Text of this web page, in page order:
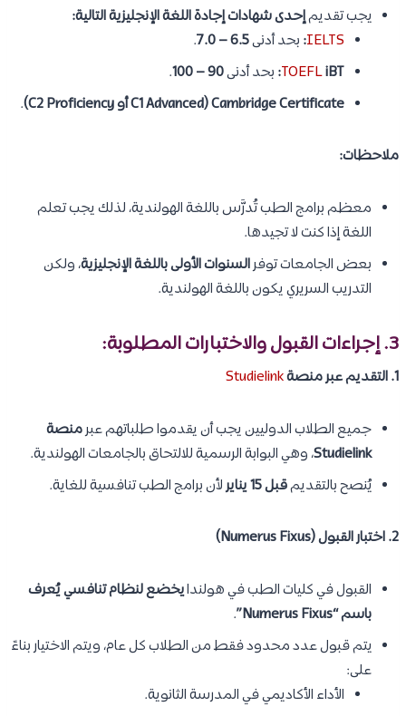
يجب تقديمإحدى شهادات إجادة اللغة الإنجليزية التالية:
IELTS
: بحد أدنى6.5 – 7.0
.
TOEFLiBT: بحد أدنى90 – 100
.
Cambridge Certificate (C1 Advanced أو C2 Proficiency)
.
ملاحظات:
معظم برامج الطب تُدرَّس باللغة الهولندية، لذلك يجب تعلم
اللغة إذا كنت لا تجيدها.
بعض الجامعات توفرالسنوات الأولى باللغة الإنجليزية، ولكن
التدريب السريري يكون باللغة الهولندية.
3. إجراءات القبول والاختبارات المطلوبة:
1. التقديم عبر منصة Studielink
جميع الطلاب الدوليين يجب أن يقدموا طلباتهم عبرمنصة
Studielink، وهي البوابة الرسمية للالتحاق بالجامعات الهولندية.
يُنصح بالتقديمقبل 15 يناير لأن برامج الطب تنافسية للغاية.
2. اختبار القبول (Numerus Fixus)
القبول في كليات الطب في هولندايخضع لنظام تنافسي يُعرف
باسم “Numerus Fixus”
.
يتم قبول عدد محدود فقط من الطلاب كل عام، ويتم الاختيار بناءً
على:
الأداء الأكاديمي في المدرسة الثانوية.